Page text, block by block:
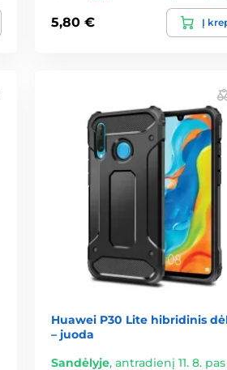
5,80 € Į
Huawei P30 Lite hibridinis
– juoda
Sandėlyje,antradienį 11. 8.